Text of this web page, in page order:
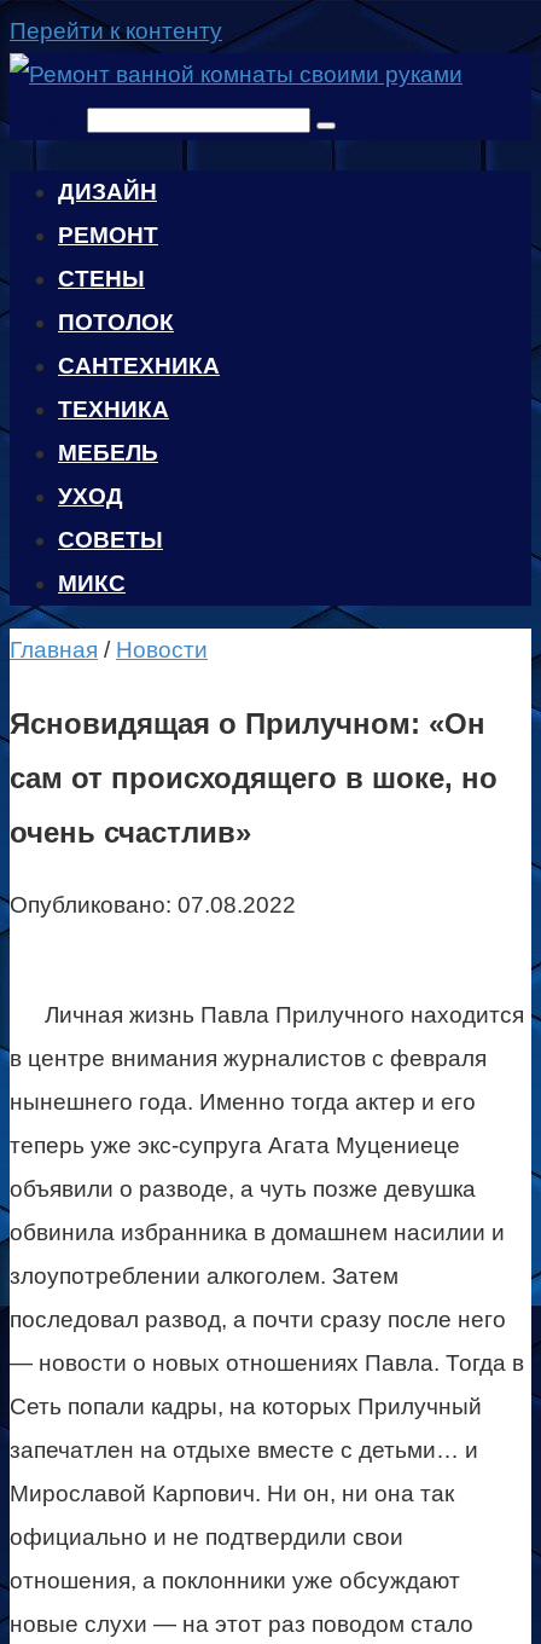
Перейти к контенту
ДИЗАЙН
РЕМОНТ
СТЕНЫ
ПОТОЛОК
САНТЕХНИКА
ТЕХНИКА
МЕБЕЛЬ
УХОД
CОВЕТЫ
МИКС
Главная / Новости
Ясновидящая о Прилучном: «Он
сам от происходящего в шоке, но
очень счастлив»
Опубликовано: 07.08.2022
Личная жизнь Павла Прилучного находится
в центре внимания журналистов с февраля
нынешнего года. Именно тогда актер и его
теперь уже экс-супруга Агата Муцениеце
объявили о разводе, а чуть позже девушка
обвинила избранника в домашнем насилии и
злоупотреблении алкоголем. Затем
последовал развод, а почти сразу после него
— новости о новых отношениях Павла. Тогда в
Сеть попали кадры, на которых Прилучный
запечатлен на отдыхе вместе с детьми… и
Мирославой Карпович. Ни он, ни она так
официально и не подтвердили свои
отношения, а поклонники уже обсуждают
новые слухи — на этот раз поводом стало